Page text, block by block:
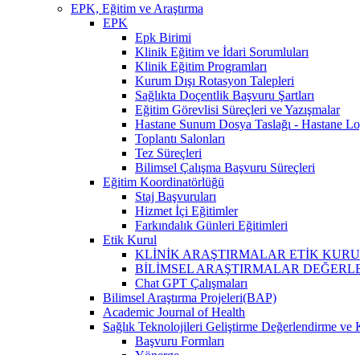
EPK, Eğitim ve Araştırma
EPK
Epk Birimi
Klinik Eğitim ve İdari Sorumluları
Klinik Eğitim Programları
Kurum Dışı Rotasyon Talepleri
Sağlıkta Doçentlik Başvuru Şartları
Eğitim Görevlisi Süreçleri ve Yazışmalar
Hastane Sunum Dosya Taslağı - Hastane
Toplantı Salonları
Tez Süreçleri
Bilimsel Çalışma Başvuru Süreçleri
Eğitim Koordinatörlüğü
Staj Başvuruları
Hizmet İçi Eğitimler
Farkındalık Günleri Eğitimleri
Etik Kurul
KLİNİK ARAŞTIRMALAR ETİK KURUL
BİLİMSEL ARAŞTIRMALAR
Chat GPT Çalışmaları
Bilimsel Araştırma Projeleri(BAP)
Academic Journal of Health
Sağlık Teknolojileri Geliştirme Değerlendirme ve
Başvuru Formları